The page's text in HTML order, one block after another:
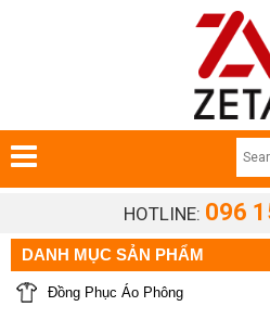
HOTLINE: 096
DANH MỤC SẢN PHẨM
Đồng Phục Áo Phông